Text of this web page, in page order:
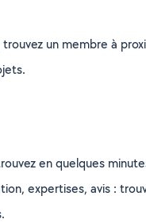
un membre à
en quelques
expertises, avis :